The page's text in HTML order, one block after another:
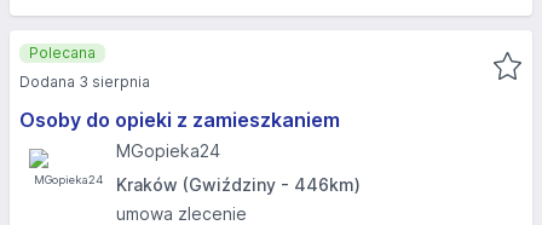
Osoby do opieki z zamieszkaniem
MGopieka24
Kraków (Gwiździny - 446km)
umowa zlecenie
Polecana
Dodana 3 sierpnia